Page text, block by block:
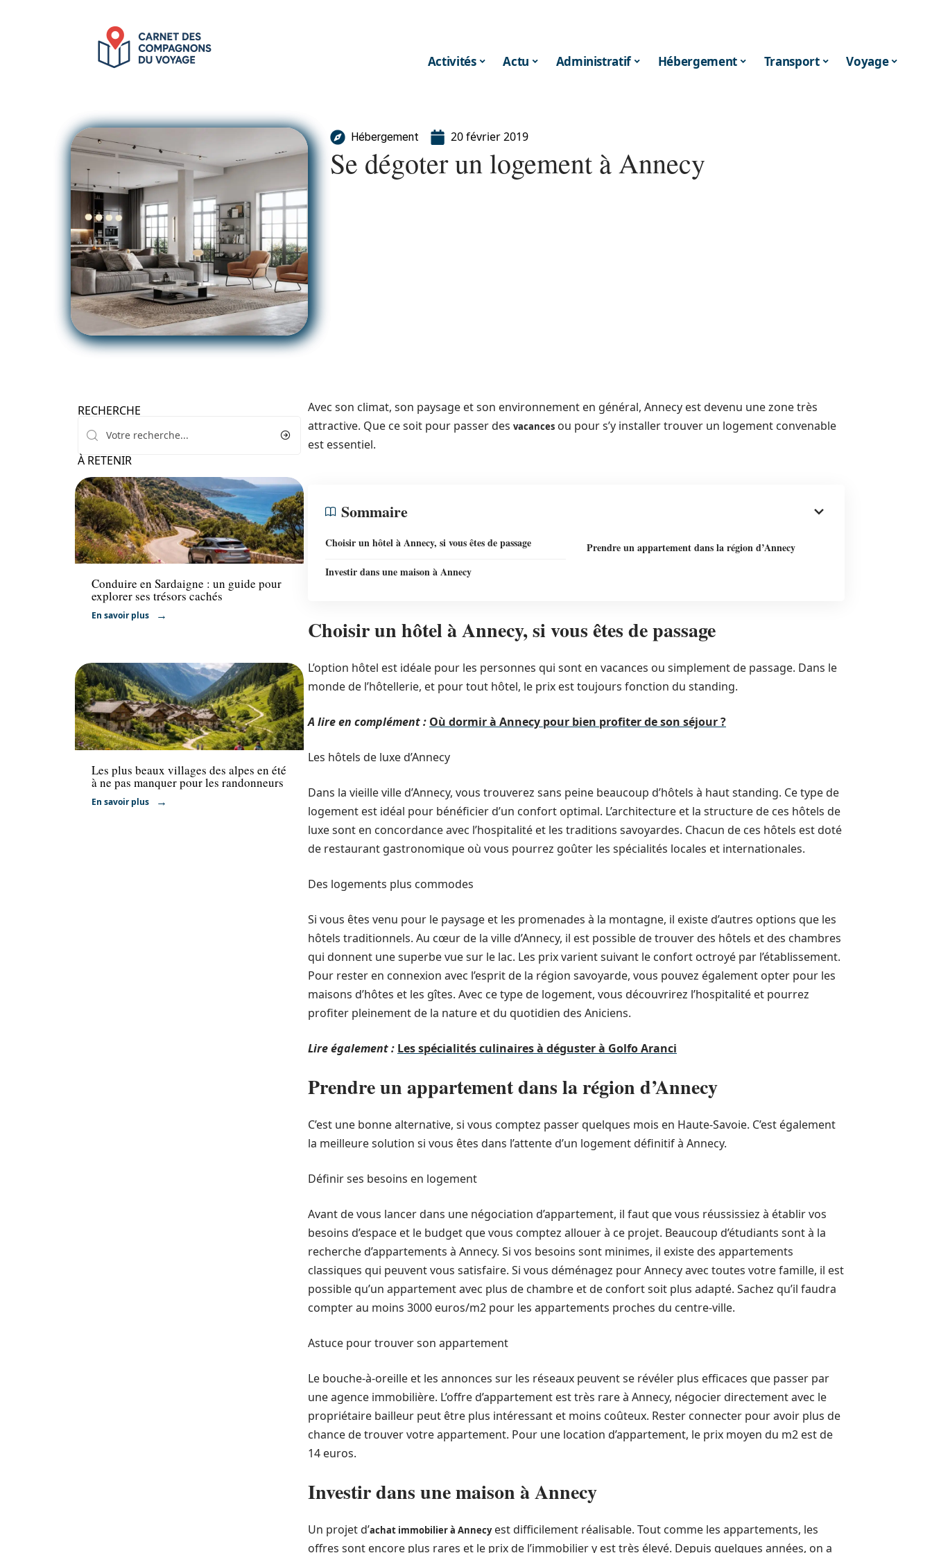
Activités Actu Administratif Hébergement Transport Voyage
Hébergement 20 février 2019
Se dégoter un logement à Annecy
RECHERCHE
À RETENIR
Transport
Conduire en Sardaigne : un guide pour
explorer ses trésors cachés
En savoir plus
Activités
Les plus beaux villages des alpes en été
à ne pas manquer pour les randonneurs
En savoir plus
Avec son climat, son paysage et son environnement en général, Annecy est devenu une zone très
attractive. Que ce soit pour passer des vacances ou pour s’y installer trouver un logement convenable
est essentiel.
Sommaire
Choisir un hôtel à Annecy, si vous êtes de passage
Prendre un appartement dans la région d’Annecy
Investir dans une maison à Annecy
Choisir un hôtel à Annecy, si vous êtes de passage
L’option hôtel est idéale pour les personnes qui sont en vacances ou simplement de passage. Dans le
monde de l’hôtellerie, et pour tout hôtel, le prix est toujours fonction du standing.
A lire en complément : Où dormir à Annecy pour bien profiter de son séjour ?
Les hôtels de luxe d’Annecy
Dans la vieille ville d’Annecy, vous trouverez sans peine beaucoup d’hôtels à haut standing. Ce type de
logement est idéal pour bénéficier d’un confort optimal. L’architecture et la structure de ces hôtels de
luxe sont en concordance avec l’hospitalité et les traditions savoyardes. Chacun de ces hôtels est doté
de restaurant gastronomique où vous pourrez goûter les spécialités locales et internationales.
Des logements plus commodes
Si vous êtes venu pour le paysage et les promenades à la montagne, il existe d’autres options que les
hôtels traditionnels. Au cœur de la ville d’Annecy, il est possible de trouver des hôtels et des chambres
qui donnent une superbe vue sur le lac. Les prix varient suivant le confort octroyé par l’établissement.
Pour rester en connexion avec l’esprit de la région savoyarde, vous pouvez également opter pour les
maisons d’hôtes et les gîtes. Avec ce type de logement, vous découvrirez l’hospitalité et pourrez
profiter pleinement de la nature et du quotidien des Aniciens.
Lire également : Les spécialités culinaires à déguster à Golfo Aranci
Prendre un appartement dans la région d’Annecy
C’est une bonne alternative, si vous comptez passer quelques mois en Haute-Savoie. C’est également
la meilleure solution si vous êtes dans l’attente d’un logement définitif à Annecy.
Définir ses besoins en logement
Avant de vous lancer dans une négociation d’appartement, il faut que vous réussissiez à établir vos
besoins d’espace et le budget que vous comptez allouer à ce projet. Beaucoup d’étudiants sont à la
recherche d’appartements à Annecy. Si vos besoins sont minimes, il existe des appartements
classiques qui peuvent vous satisfaire. Si vous déménagez pour Annecy avec toutes votre famille, il est
possible qu’un appartement avec plus de chambre et de confort soit plus adapté. Sachez qu’il faudra
compter au moins 3000 euros/m2 pour les appartements proches du centre-ville.
Astuce pour trouver son appartement
Le bouche-à-oreille et les annonces sur les réseaux peuvent se révéler plus efficaces que passer par
une agence immobilière. L’offre d’appartement est très rare à Annecy, négocier directement avec le
propriétaire bailleur peut être plus intéressant et moins coûteux. Rester connecter pour avoir plus de
chance de trouver votre appartement. Pour une location d’appartement, le prix moyen du m2 est de
14 euros.
Investir dans une maison à Annecy
Un projet d’achat immobilier à Annecyest difficilement réalisable. Tout comme les appartements, les
offres sont encore plus rares et le prix de l’immobilier y est très élevé. Depuis quelques années, on a